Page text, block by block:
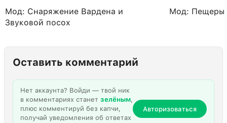
Мод: Снаряжение Вардена и
Звуковой посох
Мод: Пещеры
Оставить комментарий
Нет аккаунта? Войди — твой ник
в комментариях станет зелёным,
плюс комментируй без капчи,
получай уведомления об ответах
Авторизоваться